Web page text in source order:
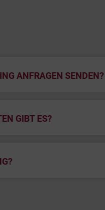
ANFRAGEN SENDEN?
GIBT ES?